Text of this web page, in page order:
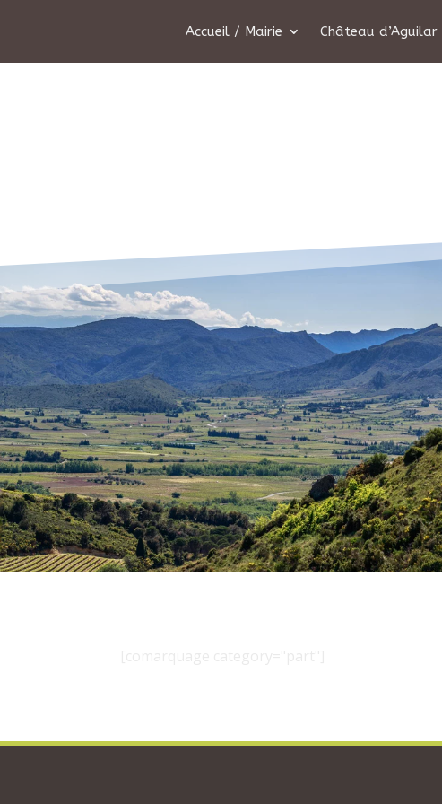
Accueil / Mairie Château d’Aguilar